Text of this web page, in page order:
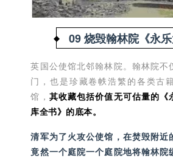
09 烧毁翰林院《永乐
英国公使馆北邻翰林院。翰林院不
门，也是珍藏卷帙浩繁的各类古
馆， 其收藏包括价值无可估量的《
库全书》的底本。
清军为了火攻公使馆，在焚毁附近
竟然一个庭院一个庭院地将翰林院